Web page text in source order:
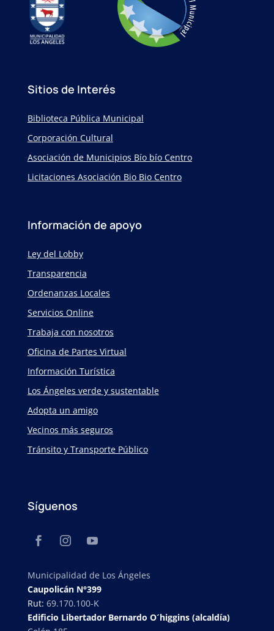
Sitios de Interés
Biblioteca Pública Municipal
Corporación Cultural
Asociación de Municipios Bío bío Centro
Licitaciones Asociación Bio Bio Centro
Información de apoyo
Ley del Lobby
Transparencia
Ordenanzas Locales
Servicios Online
Trabaja con nosotros
Oficina de Partes Virtual
Información Turística
Los Ángeles verde y sustentable
Adopta un amigo
Vecinos más seguros
Tránsito y Transporte Público
Síguenos
Municipalidad de Los Ángeles
Caupolicán N°399
Rut: 69.170.100-K
Edificio Libertador Bernardo O´higgins (alcaldía)